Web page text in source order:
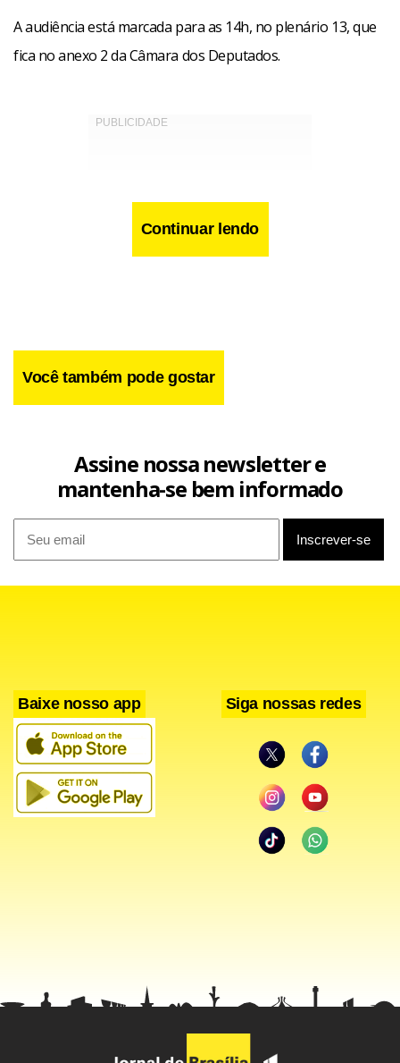
A audiência está marcada para as 14h, no plenário 13, que
fica no anexo 2 da Câmara dos Deputados.
além de melhores condições de trabalho. O
Facebook
WhatsApp
LinkedIn
Twitter
X Telegram
Share
Continuar lendo
Você também pode gostar
Assine nossa newsletter e
mantenha-se bem informado
Baixe nosso app Siga nossas redes